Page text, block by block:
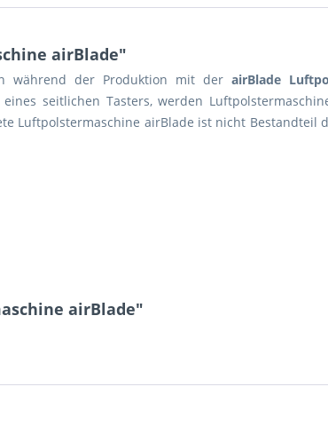
airBlade"
während der Produktion mit der airBlade
seitlichen Tasters, werden
Luftpolstermaschine airBlade ist nicht Bestandteil
airBlade"